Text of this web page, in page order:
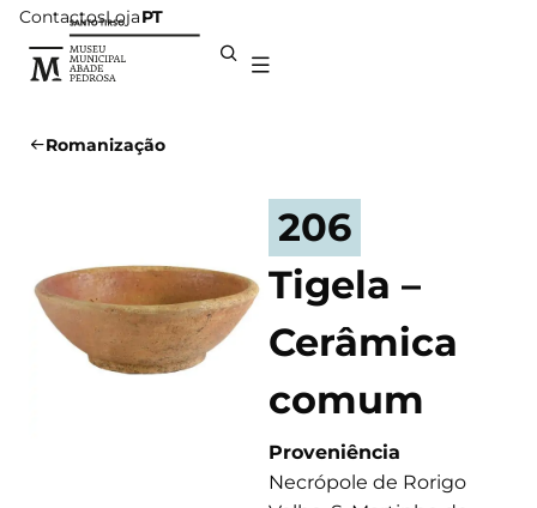
ContactosLojaPT
Romanização
206
Tigela –
Cerâmica
comum
Proveniência
Necrópole de Rorigo